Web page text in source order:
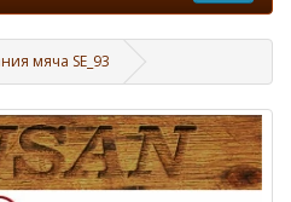
мяча SE_93